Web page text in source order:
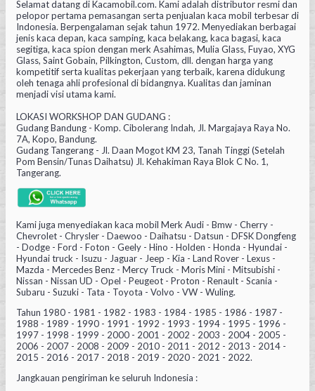
Selamat datang di Kacamobil.com. Kami adalah distributor resmi dan
pelopor pertama pemasangan serta penjualan kaca mobil terbesar di
Indonesia. Berpengalaman sejak tahun 1972. Menyediakan berbagai
jenis kaca depan, kaca samping, kaca belakang, kaca bagasi, kaca
segitiga, kaca spion dengan merk Asahimas, Mulia Glass, Fuyao, XYG
Glass, Saint Gobain, Pilkington, Custom, dll. dengan harga yang
kompetitif serta kualitas pekerjaan yang terbaik, karena didukung
oleh tenaga ahli profesional di bidangnya. Kualitas dan jaminan
menjadi visi utama kami.
LOKASI WORKSHOP DAN GUDANG :
Gudang Bandung - Komp. Cibolerang Indah, Jl. Margajaya Raya No.
7A, Kopo, Bandung.
Gudang Tangerang - Jl. Daan Mogot KM 23, Tanah Tinggi (Setelah
Pom Bensin/Tunas Daihatsu) Jl. Kehakiman Raya Blok C No. 1,
Tangerang.
Kami juga menyediakan kaca mobil Merk Audi - Bmw - Cherry -
Chevrolet - Chrysler - Daewoo - Daihatsu - Datsun - DFSK Dongfeng
- Dodge - Ford - Foton - Geely - Hino - Holden - Honda - Hyundai -
Hyundai truck - Isuzu - Jaguar - Jeep - Kia - Land Rover - Lexus -
Mazda - Mercedes Benz - Mercy Truck - Moris Mini - Mitsubishi -
Nissan - Nissan UD - Opel - Peugeot - Proton - Renault - Scania -
Subaru - Suzuki - Tata - Toyota - Volvo - VW - Wuling.
Tahun 1980 - 1981 - 1982 - 1983 - 1984 - 1985 - 1986 - 1987 -
1988 - 1989 - 1990 - 1991 - 1992 - 1993 - 1994 - 1995 - 1996 -
1997 - 1998 - 1999 - 2000 - 2001 - 2002 - 2003 - 2004 - 2005 -
2006 - 2007 - 2008 - 2009 - 2010 - 2011 - 2012 - 2013 - 2014 -
2015 - 2016 - 2017 - 2018 - 2019 - 2020 - 2021 - 2022.
Jangkauan pengiriman ke seluruh Indonesia :